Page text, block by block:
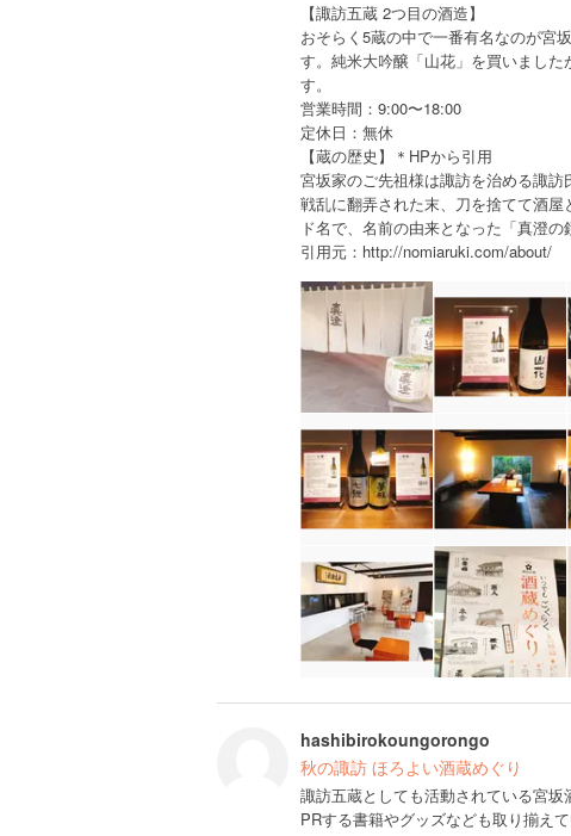
【諏訪五蔵 2つ目の酒造】
おそらく5蔵の中で一番有名なのが宮
す。純米大吟醸「山花」を買いまし
す。
営業時間：9:00〜18:00
定休日：無休
【蔵の歴史】＊HPから引用
宮坂家のご先祖様は諏訪を治める諏
戦乱に翻弄された末、刀を捨てて酒
ド名で、名前の由来となった「真澄
引用元：http://nomiaruki.com/about/
hashibirokoungorongo
秋の諏訪 ほろよい酒蔵めぐり
諏訪五蔵としても活動されている宮
PRする書籍やグッズなども取り揃えて